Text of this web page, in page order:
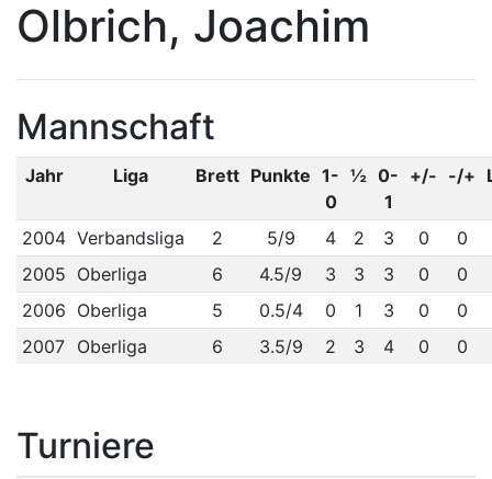
Olbrich, Joachim
Mannschaft
Jahr Liga Brett Punkte 1-
0
½ 0-
1
+/- -/+
2004 Verbandsliga 2 5/9 4 2 3 0
0
2005 Oberliga 6 4.5/9 3 3 3 0
0
2006 Oberliga 5 0.5/4 0 1 3 0
0
2007
Oberliga 6 3.5/9 2 3 4 0 0
Turniere